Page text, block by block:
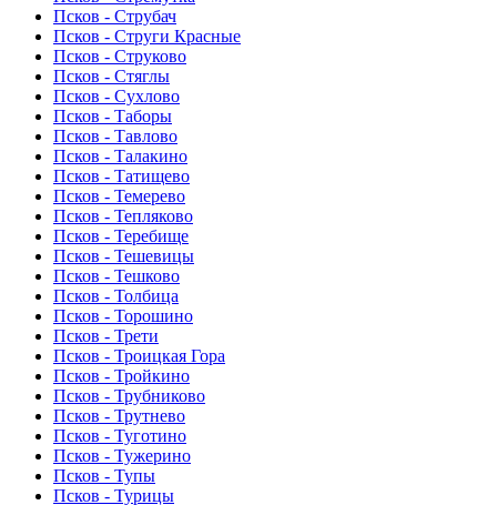
Псков - Струбач
Псков - Струги Красные
Псков - Струково
Псков - Стяглы
Псков - Сухлово
Псков - Таборы
Псков - Тавлово
Псков - Талакино
Псков - Татищево
Псков - Темерево
Псков - Тепляково
Псков - Теребище
Псков - Тешевицы
Псков - Тешково
Псков - Толбица
Псков - Торошино
Псков - Трети
Псков - Троицкая Гора
Псков - Тройкино
Псков - Трубниково
Псков - Трутнево
Псков - Туготино
Псков - Тужерино
Псков - Тупы
Псков - Турицы